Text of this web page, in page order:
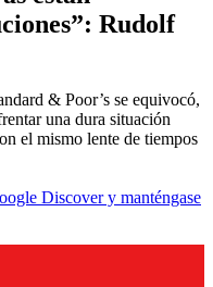
Rudolf
& Poor’s se equivocó,
una dura situación
el mismo lente de tiempos
Discover y manténgase